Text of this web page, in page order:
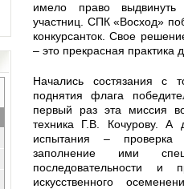
имело право
участниц. СПК «Восход»
конкурсанток. Свое
– это прекрасная практика
Начались состязания с
поднятия флага
первый раз эта миссия
техника Г.В. Кочурову.
испытания – проверка
заполнение ими
последовательности и
искусственного